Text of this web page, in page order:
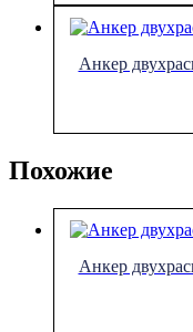
Анкер
Похожие
Анкер